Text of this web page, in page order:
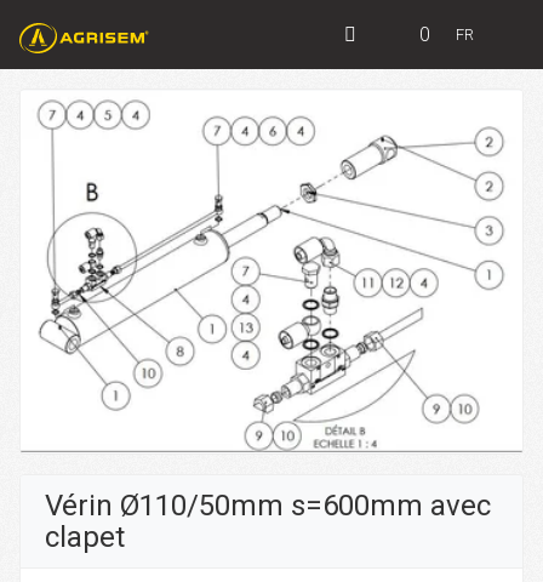
0 FR
Vérin Ø110/50mm s=600mm avec
clapet